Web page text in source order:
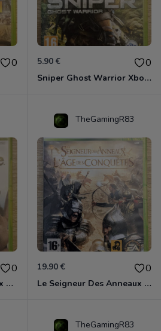
0 5.90 € 0
Sniper Ghost Warrior Xbox 360
0
Shrek Le Troisième Xbox 360
TheGamingR83
19.90 € 0
Le Seigneur Des Anneaux - L'âge Des Conquêtes Xbox 360
TheGamingR83